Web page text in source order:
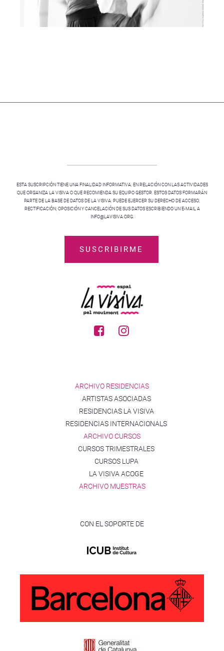
ESTA SUSCRIPCIÓN TIENE UNA FINALIDAD INFORMATIVA, EN RELACIÓN CON LAS ACTIVIDADES
QUE ORGANIZA LA VISIVA O QUE RECOMIENDA SU EQUIPO GESTOR. ESTOS DATOS FORMARÁN
PARTE DE LA BASE DE DATOS DE LA VISIVA. PUEDE EJERCER SU DERECHO DE ACCESO,
RECTIFICACIÓN, OPOSICIÓN Y CANCELACIÓN DE SUS DATOS ESCRIBIENDO UN E-MAIL A
INFO@LAVISIVA.ORG.
ARCHIVO RESIDENCIAS
ARTISTAS ASOCIADAS
RESIDENCIAS LA VISIVA
RESIDENCIAS INTERNACIONALS
ARCHIVO CURSOS
CURSOS TRIMESTRALES
CURSOS LUPA
LA VISIVA ACOGE
ARCHIVO MUESTRAS
CON EL SOPORTE DE